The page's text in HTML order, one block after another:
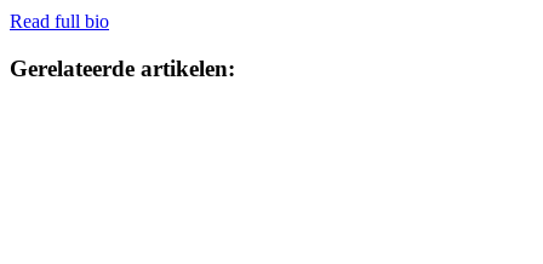
Read full bio
Gerelateerde artikelen: